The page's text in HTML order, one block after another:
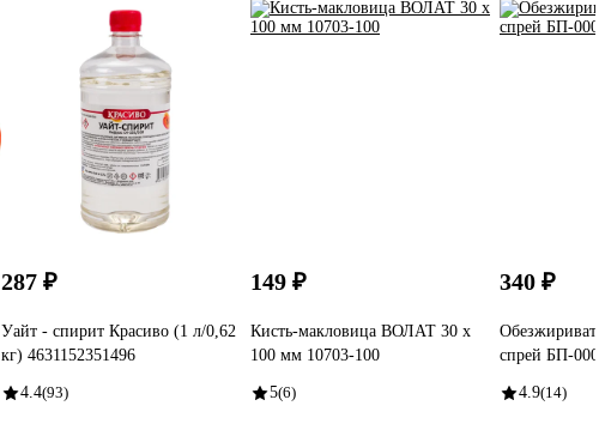
287 ₽
Уайт - спирит Красиво (1 л/0,62
кг) 4631152351496
4.4(93)
149 ₽
Кисть-макловица ВОЛАТ 30 x
100 мм 10703-100
5(6)
340 ₽
спрей БП-
4.9(14)